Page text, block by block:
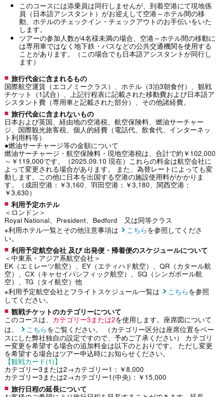
このコースには添乗員は同行しませんが、到着空港にて現地係
員（日本語アシスタント）がお迎えして空港～ホテル間の移
動、ホテルのチェックイン・チェックアウトのお手伝いをいた
します。
ツアーの参加人数が4名様未満の場合、空港～ホテル間の移動に
は専用車ではなく地下鉄・バスなどの公共交通機関を使用する
ことがあります。（この場合でも日本語アシスタントが同行し
ます）
旅行代金に含まれるもの
国際航空運賃（エコノミークラス）、ホテル（3泊3朝食付）、観戦
チケット（1試合）、上記行程表に記載された移動費および日本語ア
シスタント費（専用車と記載された部分）、その他諸経費。
旅行代金に含まれないもの
日本および英国、経由地の空港税、航空保険料、燃油サーチャー
ジ、国際観光旅客税、個人的経費（電話代、飲食代、インターネッ
ト利用料等）
●燃油サーチャージ等の金額について
燃油サーチャージ・航空保険料・現地空港税は、合計で約￥102,000
～￥119,000です。（2025.09.10 現在）これらの料金は航空会社に
よって変更される場合があります。 また、為替レートによっても変
動します。この他に日本を出国する空港の施設使用料がかかりま
す。（成田空港：￥3,160、羽田空港：￥3,180、関西空港：
￥3,630）
利用予定ホテル
＜ロンドン＞
Royal National、President、Bedford 又は同等クラス
※利用ホテル一覧とその他注意事項は
こちらを参照してくださ
い。
利用予定航空会社 及び 出発便・帰着便のスケジュールについて
＜中東系・アジア系航空会社＞
EK（エミレーツ航空）、EY（エティハド航空）、QR（カタール航
空）、CX（キャセイパシフィック航空）、SQ（シンガポール航
空）、TG（タイ航空）他
※利用予定航空会社とフライトスケジュール一覧は
こちらを参照
してください。
観戦チケットのカテゴリーについて
このコースは、 カテゴリー3または2を使用します。座席図について
は、
こちらをご覧ください。 （カテゴリー区分は座席位置をベー
スにした弊社独自の設定ですので、予めご了承ください） カテゴリ
ー変更を希望する場合の追加料金は以下のとおりです。 ただし変更
を希望する場合はツアー申込時にお知らせください。
【観戦カード(1)】
カテゴリー3または2→カテゴリー1：￥8,000
カテゴリー3または2→カテゴリー1(中央)：￥15,000
旅行日程の延長について